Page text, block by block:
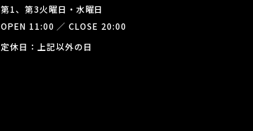
第1、第3火曜日・水曜日
OPEN 11:00 ／ CLOSE 20:00
定休日：上記以外の日